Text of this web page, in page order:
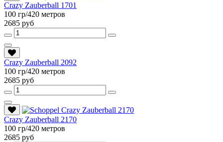
Crazy Zauberball 1701
100 гр/420 метров
2685 руб
Crazy Zauberball 2092
100 гр/420 метров
2685 руб
Crazy Zauberball 2170
100 гр/420 метров
2685 руб